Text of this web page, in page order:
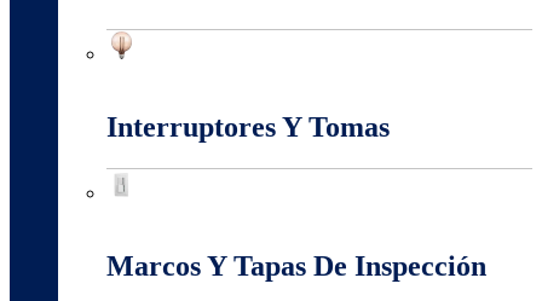
Interruptores Y Tomas
Marcos Y Tapas De Inspección